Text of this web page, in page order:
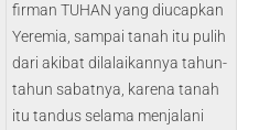
firman TUHAN yang diucapkan
Yeremia, sampai tanah itu pulih
dari akibat dilalaikannya tahun-
tahun sabatnya, karena tanah
itu tandus selama menjalani